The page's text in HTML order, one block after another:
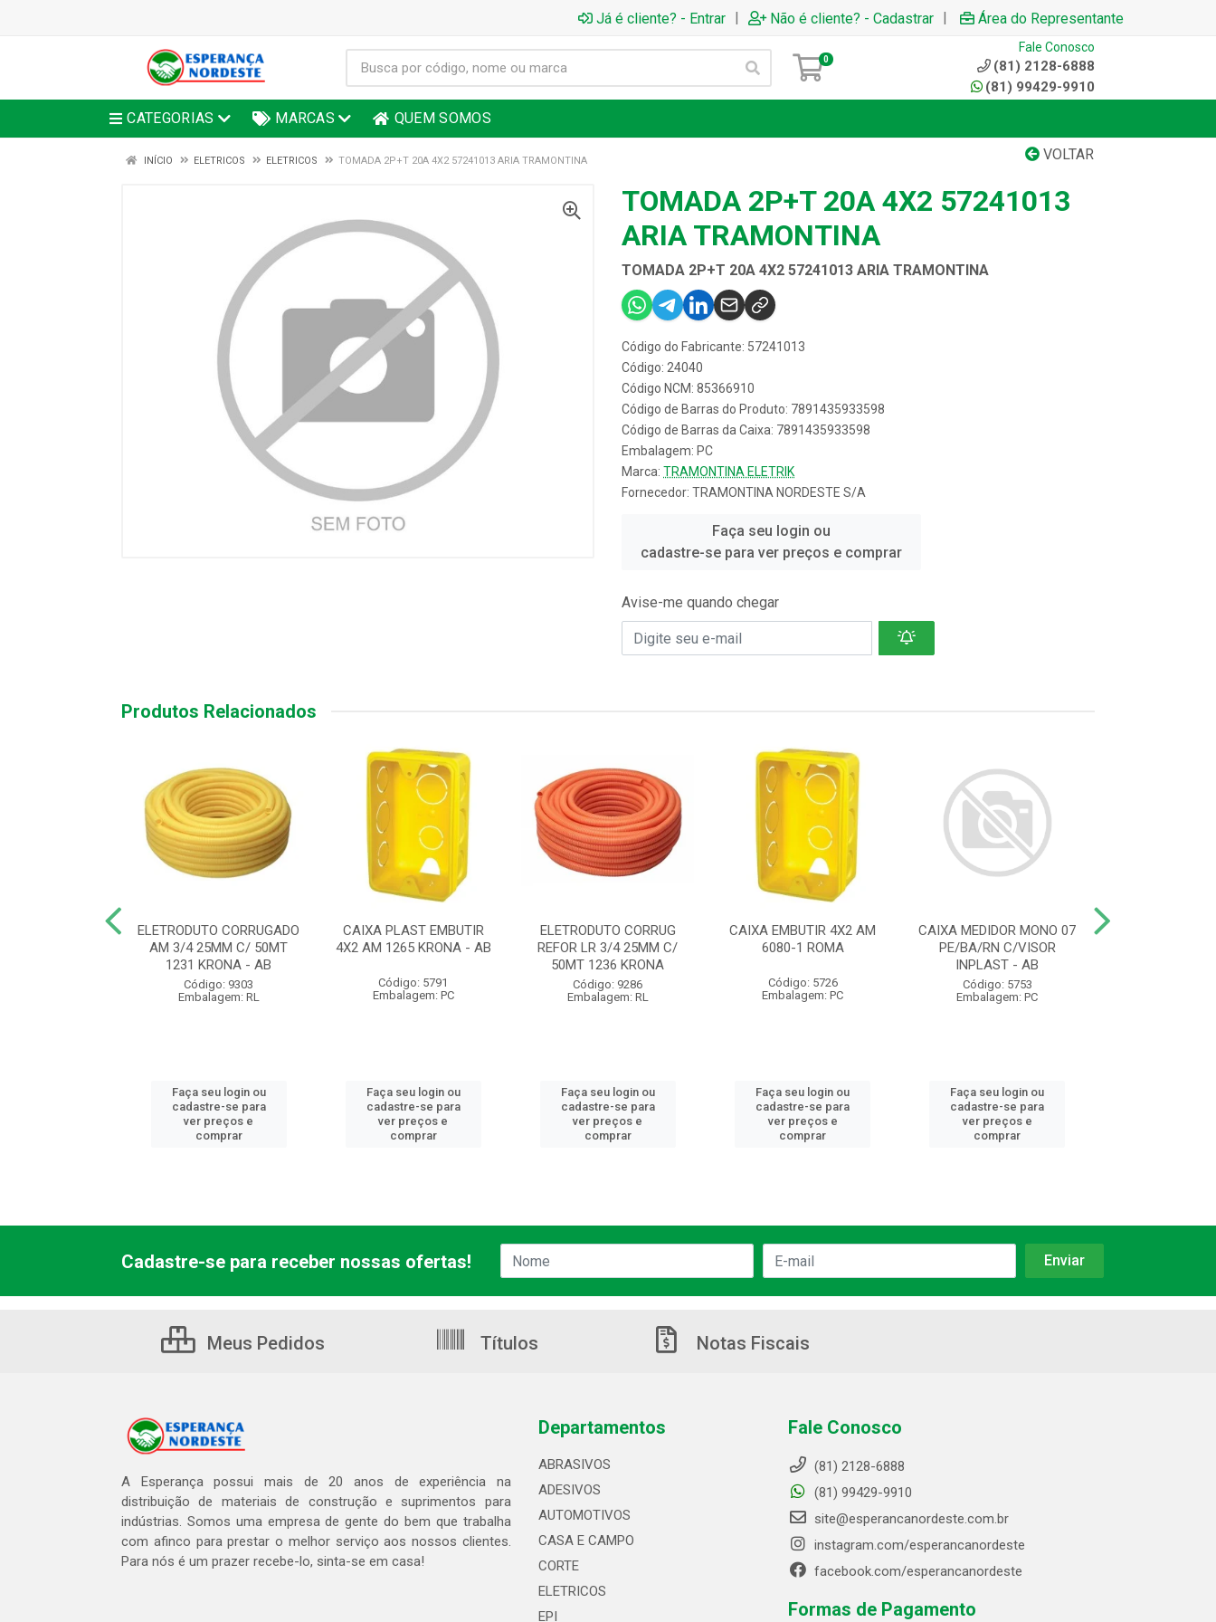
Já é cliente? - Entrar | Não é cliente? - Cadastrar | Área do Representante
0
Fale Conosco
(81) 2128-6888
(81) 99429-9910
CATEGORIAS MARCAS QUEM SOMOS
VOLTAR
INÍCIO ELETRICOS ELETRICOS TOMADA 2P+T 20A 4X2 57241013 ARIA TRAMONTINA
TOMADA 2P+T 20A 4X2 57241013
ARIA TRAMONTINA
TOMADA 2P+T 20A 4X2 57241013 ARIA TRAMONTINA
Código do Fabricante: 57241013
Código: 24040
Código NCM: 85366910
Código de Barras do Produto: 7891435933598
Código de Barras da Caixa: 7891435933598
Embalagem: PC
Marca: TRAMONTINA ELETRIK
Fornecedor: TRAMONTINA NORDESTE S/A
Faça seu login ou
cadastre-se para ver preços e comprar
Avise-me quando chegar
Produtos Relacionados
ELETRODUTO CORRUGADO
AM 3/4 25MM C/ 50MT
1231 KRONA - AB
Código: 9303
Embalagem: RL
Faça seu login ou
cadastre-se para
ver preços e
comprar
CAIXA PLAST EMBUTIR
4X2 AM 1265 KRONA - AB
Código: 5791
Embalagem: PC
Faça seu login ou
cadastre-se para
ver preços e
comprar
ELETRODUTO CORRUG
REFOR LR 3/4 25MM C/
50MT 1236 KRONA
Código: 9286
Embalagem: RL
Faça seu login ou
cadastre-se para
ver preços e
comprar
CAIXA EMBUTIR 4X2 AM
6080-1 ROMA
Código: 5726
Embalagem: PC
Faça seu login ou
cadastre-se para
ver preços e
comprar
CAIXA MEDIDOR MONO 07
PE/BA/RN C/VISOR
INPLAST - AB
Código: 5753
Embalagem: PC
Faça seu login ou
cadastre-se para
ver preços e
comprar
Cadastre-se para receber nossas ofertas!
Meus Pedidos Títulos Notas Fiscais
A Esperança possui mais de 20 anos de experiência na
distribuição de materiais de construção e suprimentos para
indústrias. Somos uma empresa de gente do bem que trabalha
com afinco para prestar o melhor serviço aos nossos clientes.
Para nós é um prazer recebe-lo, sinta-se em casa!
Departamentos
ABRASIVOS
ADESIVOS
AUTOMOTIVOS
CASA E CAMPO
CORTE
ELETRICOS
EPI
Fale Conosco
(81) 2128-6888
(81) 99429-9910
site@esperancanordeste.com.br
instagram.com/esperancanordeste
facebook.com/esperancanordeste
Formas de Pagamento